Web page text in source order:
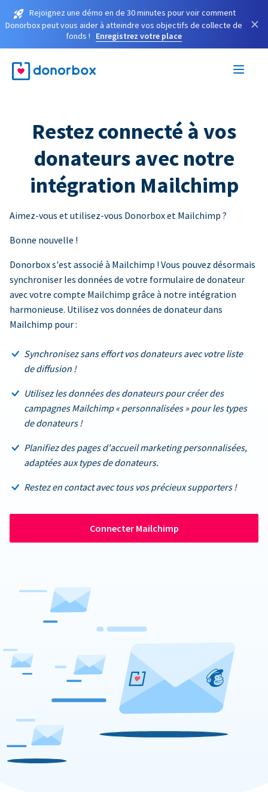
Rejoignez une démo en de 30 minutes pour voir comment
Donorbox peut vous aider à atteindre vos objectifs de collecte de
fonds !
Enregistrez votre place
×
Restez connecté à vos
donateurs avec notre
intégration Mailchimp
Aimez-vous et utilisez-vous Donorbox et Mailchimp ?
Bonne nouvelle !
Donorbox s'est associé à Mailchimp ! Vous pouvez désormais
synchroniser les données de votre formulaire de donateur
avec votre compte Mailchimp grâce à notre intégration
harmonieuse. Utilisez vos données de donateur dans
Mailchimp pour :
Synchronisez sans effort vos donateurs avec votre liste
de diffusion !
Utilisez les données des donateurs pour créer des
campagnes Mailchimp « personnalisées » pour les types
de donateurs !
Planifiez des pages d'accueil marketing personnalisées,
adaptées aux types de donateurs.
Restez en contact avec tous vos précieux supporters !
Connecter Mailchimp